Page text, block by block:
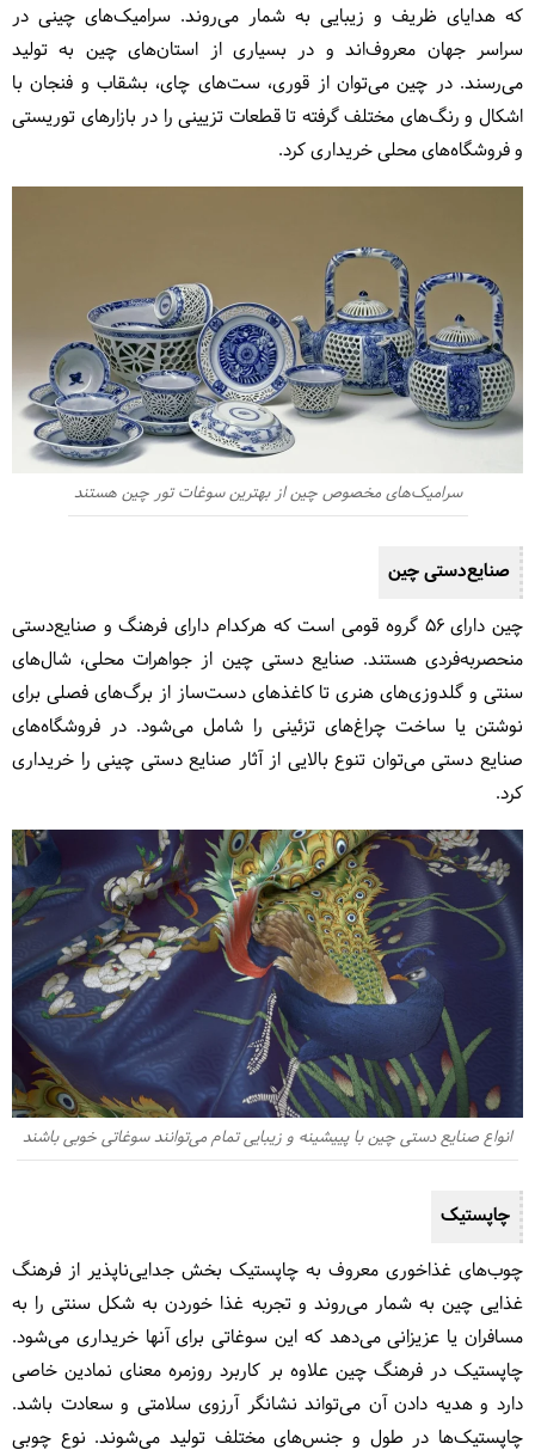
که هدایای ظریف و زیبایی به شمار می‌روند. سرامیک‌های چینی در
سراسر جهان معروف‌اند و در بسیاری از استان‌های چین به تولید
می‌رسند. در چین می‌توان از قوری، ست‌های چای، بشقاب و فنجان با
اشکال و رنگ‌های مختلف گرفته تا قطعات تزیینی را در بازارهای توریستی
و فروشگاه‌های محلی خریداری کرد.
سرامیک‌های مخصوص چین از بهترین سوغات تور چین هستند
صنایع‌دستی چین
چین دارای 56 گروه قومی است که هرکدام دارای فرهنگ و صنایع‌دستی
منحصربه‌فردی هستند. صنایع دستی چین از جواهرات محلی، شال‌های
سنتی و گلدوزی‌های هنری تا کاغذهای دست‌ساز از برگ‌های فصلی برای
نوشتن یا ساخت چراغ‌های تزئینی را شامل می‌شود. در فروشگاه‌های
صنایع دستی می‌توان تنوع بالایی از آثار صنایع دستی چینی را خریداری
کرد.
انواع صنایع دستی چین با پییشینه و زیبایی تمام می‌توانند سوغاتی خوبی باشند
چاپستیک
چوب‌های غذاخوری معروف به چاپستیک بخش جدایی‌ناپذیر از فرهنگ
غذایی چین به شمار می‌روند و تجربه غذا خوردن به شکل سنتی را به
مسافران یا عزیزانی می‌دهد که این سوغاتی برای آنها خریداری می‌شود.
چاپستیک در فرهنگ چین علاوه بر کاربرد روزمره معنای نمادین خاصی
دارد و هدیه دادن آن می‌تواند نشانگر آرزوی سلامتی و سعادت باشد.
چاپستیک‌ها در طول و جنس‌های مختلف تولید می‌شوند. نوع چوبی